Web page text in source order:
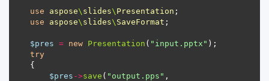
use aspose\ slides\ Presentation
use
aspose\ slides\ SaveFormat
$pres = new Presentation ( "input.pptx"
try
$pres ->save ( "output.pps"